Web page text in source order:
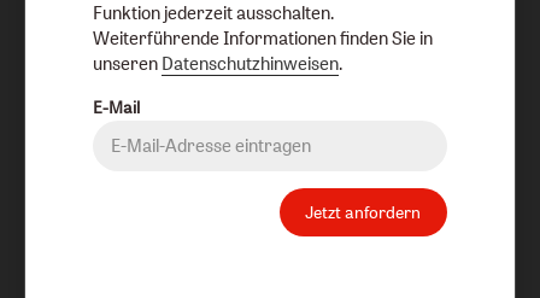
Funktion jederzeit ausschalten.
Weiterführende Informationen finden Sie in
unseren Datenschutzhinweisen.
E-Mail
Jetzt anfordern